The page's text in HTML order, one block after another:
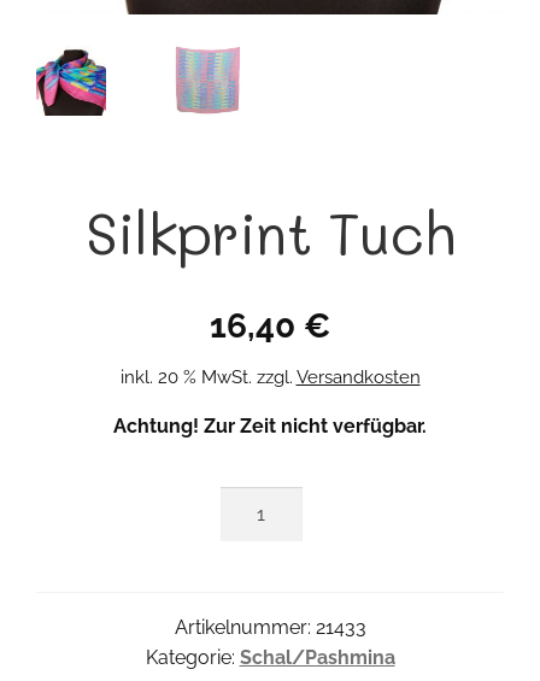
Silkprint Tuch
16,40 €
inkl. 20 % MwSt. zzgl. Versandkosten
Achtung! Zur Zeit nicht verfügbar.
Artikelnummer: 21433
Kategorie: Schal/Pashmina